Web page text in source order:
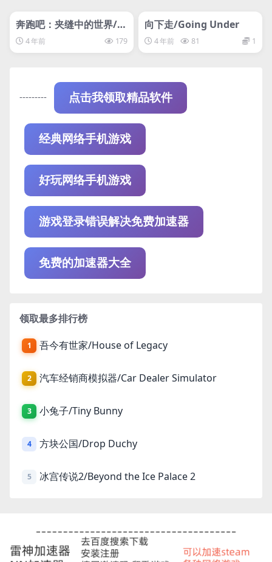
steam账号离线
奔跑吧：夹缝中的世界/R
UN: The world in-betw
een
4 年前 179
steam账号离线
向下走/Going Under
4 年前 81 1
--------- 点击我领取精品软件
经典网络手机游戏
好玩网络手机游戏
游戏登录错误解决免费加速器
免费的加速器大全
领取最多排行榜
1 吾今有世家/House of Legacy
2 汽车经销商模拟器/Car Dealer Simulator
3 小兔子/Tiny Bunny
4 方块公国/Drop Duchy
5 冰宫传说2/Beyond the Ice Palace 2